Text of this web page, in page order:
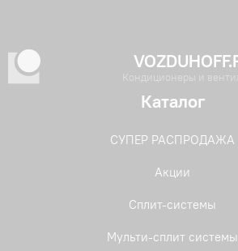
Кондиционеры и
Каталог
СУПЕР РАСПРОДАЖА
Акции
Сплит-системы
Мульти-сплит системы